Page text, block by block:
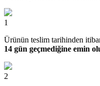
1
Ürünün teslim tarihinden
14 gün geçmediğine emin
2